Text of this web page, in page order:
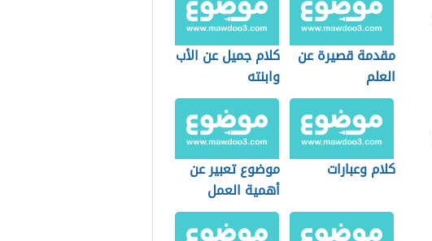
مقدمة قصيرة عن
العلم
كلام جميل عن الأب
وابنته
كلام وعبارات
موضوع تعبير عن
أهمية العمل